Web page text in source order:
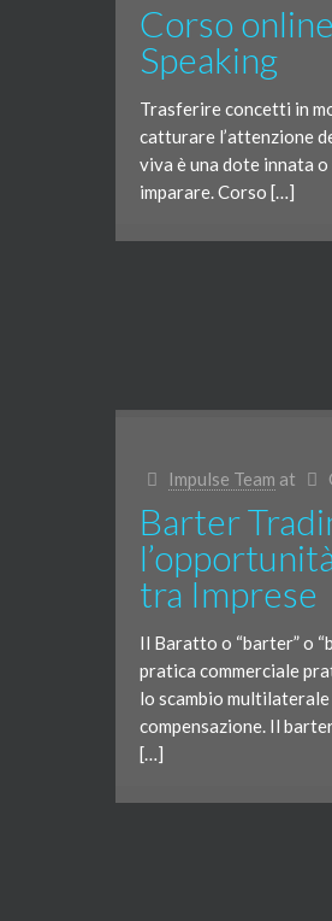
Corso
Speaking
Trasferire concetti in
catturare l’attenzione
viva è una dote innata o
imparare. Corso […]
Impulse Team at
Barter
tra Imprese
Il Baratto o “barter” o
pratica commerciale
lo scambio
compensazione. Il
[…]